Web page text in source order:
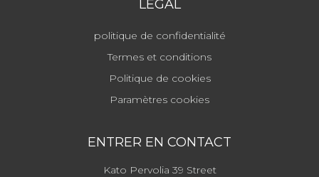
LÉGAL
politique de confidentialité
Termes et conditions
Politique de cookies
Paramètres cookies
ENTRER EN CONTACT
Kato Pervolia 39 Street